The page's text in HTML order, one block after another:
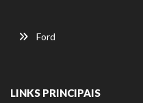
Ford
LINKS PRINCIPAIS